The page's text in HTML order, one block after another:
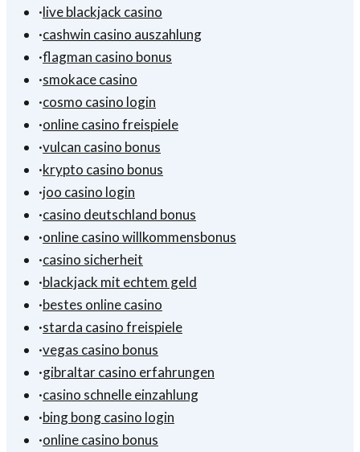
·live blackjack casino
·cashwin casino auszahlung
·flagman casino bonus
·smokace casino
·cosmo casino login
·online casino freispiele
·vulcan casino bonus
·krypto casino bonus
·joo casino login
·casino deutschland bonus
·online casino willkommensbonus
·casino sicherheit
·blackjack mit echtem geld
·bestes online casino
·starda casino freispiele
·vegas casino bonus
·gibraltar casino erfahrungen
·casino schnelle einzahlung
·bing bong casino login
·online casino bonus